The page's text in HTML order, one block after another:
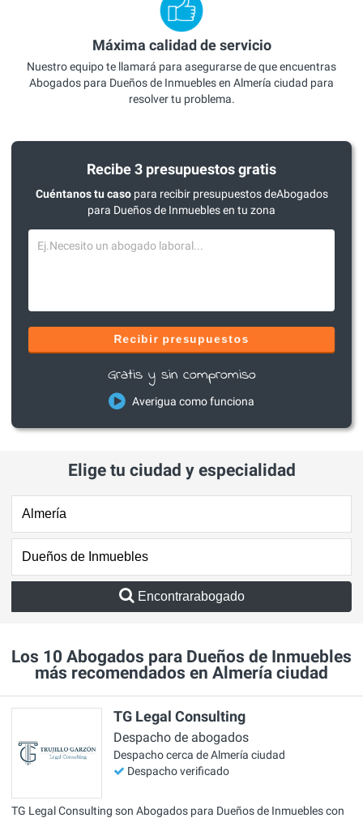
Máxima calidad de servicio
Nuestro equipo te llamará para asegurarse de que encuentras
Abogados para Dueños de Inmuebles en Almería ciudad para
resolver tu problema.
Recibe 3 presupuestos gratis
Cuéntanos tu casopara recibir presupuestos deAbogados
para Dueños de Inmuebles en tu zona
Recibir presupuestos
Gratis y sin compromiso
Averigua como funciona
Elige tu ciudad y especialidad
Encontrarabogado
Los 10 Abogados para Dueños de Inmuebles
más recomendados en Almería ciudad
TG Legal Consulting
Despacho de abogados
Despacho cerca de Almería ciudad
Despacho verificado
TG Legal Consulting son Abogados para Dueños de Inmuebles con